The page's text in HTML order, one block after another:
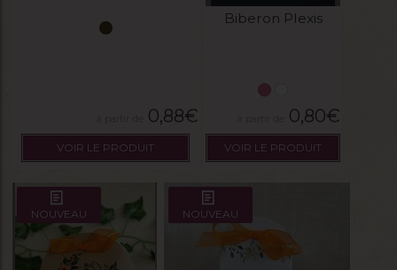
0,88€
VOIR LE PRODUIT
Biberon Plexis
0,80€
VOIR LE PRODUIT
NOUVEAU NOUVEAU